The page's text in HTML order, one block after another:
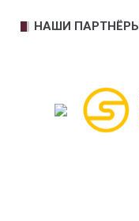
НАШИ ПАРТНЁРЫ